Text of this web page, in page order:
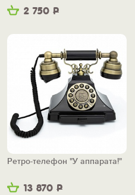
2 750 Р
13 870 Р
Ретро-телефон "У аппарата!"